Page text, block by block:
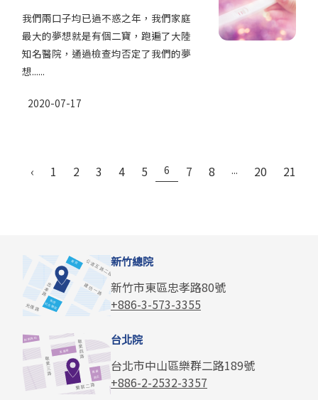
我們兩口子均已過不惑之年，我們家庭
最大的夢想就是有個二寶，跑遍了大陸
知名醫院，通過檢查均否定了我們的夢
想......
2020-07-17
‹ 1 2 3 4 5 6 7 8 ... 20 21
新竹總院
新竹市東區忠孝路80號
+886-3-573-3355
台北院
台北市中山區樂群二路189號
+886-2-2532-3357